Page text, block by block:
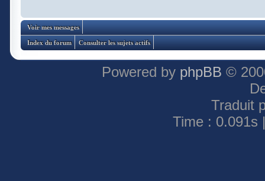
Voir mes messages
Index du forum Consulter les sujets actifs
Powered by phpBB ©
Traduit
Time : 0.091s